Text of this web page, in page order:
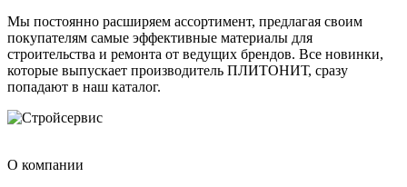
Мы постоянно расширяем ассортимент, предлагая своим
покупателям самые эффективные материалы для
строительства и ремонта от ведущих брендов. Все новинки,
которые выпускает производитель ПЛИТОНИТ, сразу
попадают в наш каталог.
О компании